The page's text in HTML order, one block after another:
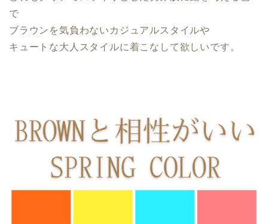
で
ブラウンを気負わないカジュアルスタイルや
キュートな大人スタイルに着こなして欲しいです。